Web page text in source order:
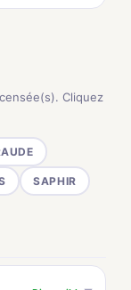
Cliquez
SAPHIR